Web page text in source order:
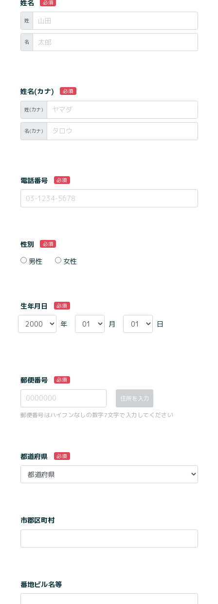
姓名 必須
姓
名
姓名(カナ) 必須
姓(カナ)
名(カナ)
電話番号 必須
性別 必須
男性 女性
生年月日 必須
年 月 日
郵便番号 必須
住所を入力
郵便番号はハイフンなしの数字7文字で入力してください
都道府県 必須
市郡区町村
番地ビル名等